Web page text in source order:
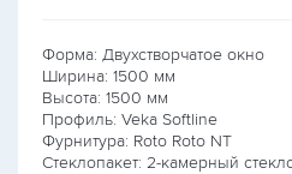
Форма: Двухстворчатое окно
Ширина: 1500 мм
Высота: 1500 мм
Профиль: Veka Softline
Фурнитура: Roto Roto NT
Стеклопакет: 2-камерный